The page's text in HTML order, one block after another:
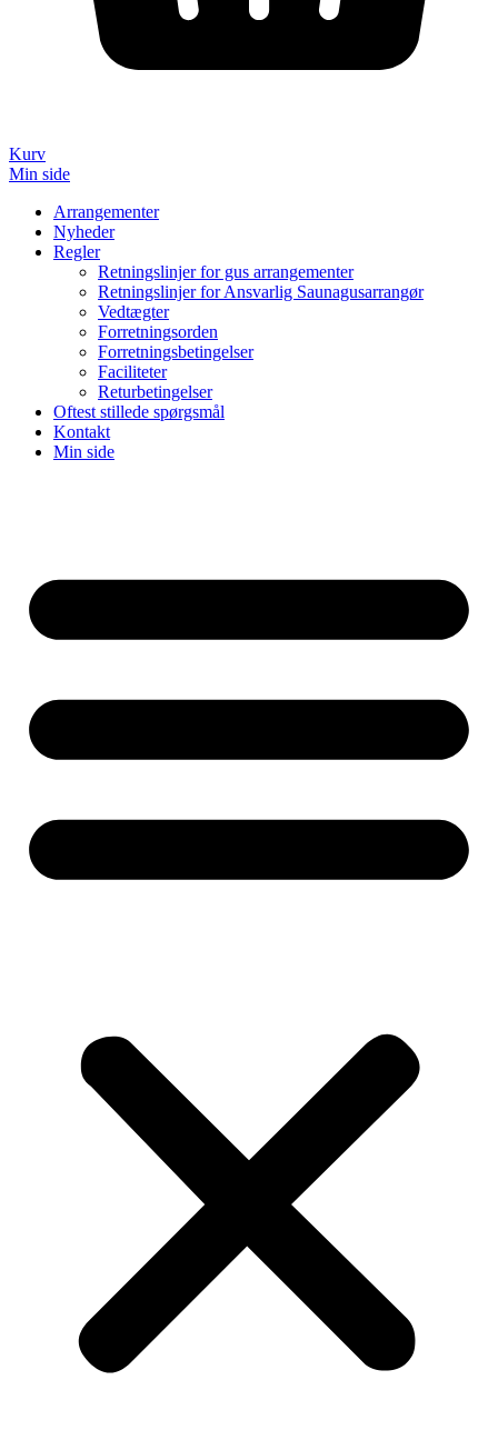
Kurv
Min side
Arrangementer
Nyheder
Regler
Retningslinjer for gus arrangementer
Retningslinjer for Ansvarlig Saunagusarrangør
Vedtægter
Forretningsorden
Forretningsbetingelser
Faciliteter
Returbetingelser
Oftest stillede spørgsmål
Kontakt
Min side